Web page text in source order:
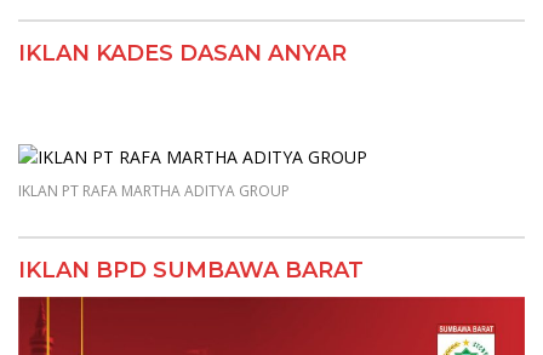
IKLAN KADES DASAN ANYAR
IKLAN PT RAFA MARTHA ADITYA GROUP
IKLAN BPD SUMBAWA BARAT